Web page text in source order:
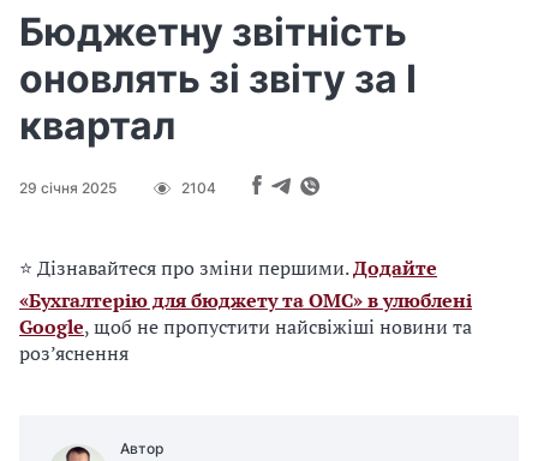
Бюджетну звітність
оновлять зі звіту за І
квартал
29 січня 2025 2104
⭐ Дізнавайтеся про зміни першими.Додайте
«Бухгалтерію для бюджету та ОМС» в улюблені
Google, щоб не пропустити найсвіжіші новини та
роз’яснення
Автор